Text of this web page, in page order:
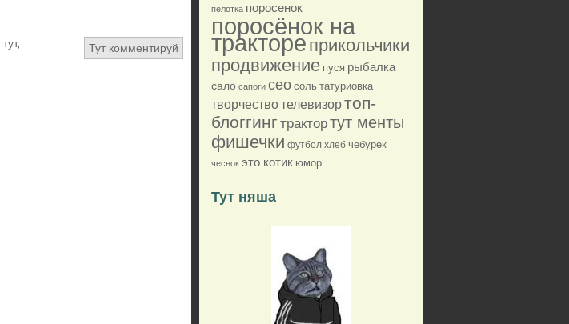
тут,
Тут комментируй
пелотка поросенок
поросёнок на
трактореприкольчики
продвижение пуся рыбалка
сало сапоги сео соль татуриовка
творчествотелевизортоп-
блоггинг трактортут менты
фишечки футбол хлеб чебурек
чеснок это котик юмор
Тут няша